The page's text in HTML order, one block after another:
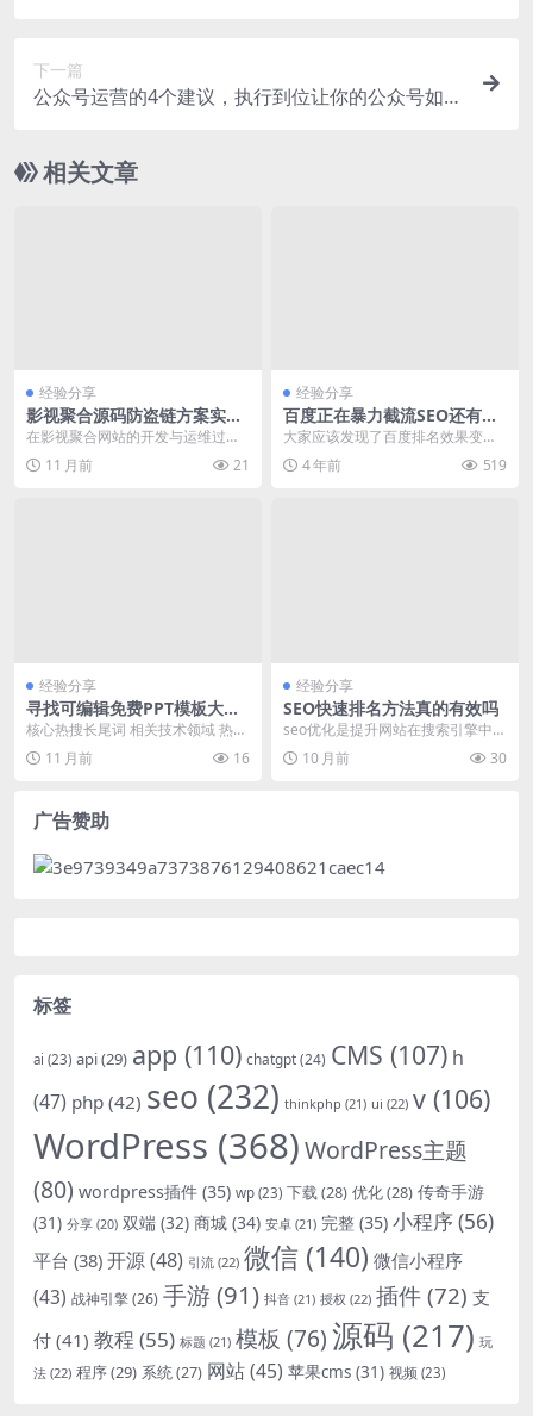
下一篇
公众号运营的4个建议，执行到位让你的公众号如虎
相关文章
经验分享
影视聚合源码防盗链方案实现
与配置详解
在影视聚合网站的开发与运维过程
中，防盗链是一个至关重要的环
节。它能够有效防止视频...
11 月前 21
经验分享
百度正在暴力截流SEO还有用
吗
大家应该发现了百度排名效果变得
越来越差，取而代之的是百度系的
产品，这正是平台暴力...
4 年前 519
经验分享
寻找可编辑免费PPT模板大全
可编辑免费网站推荐
核心热搜长尾词 相关技术领域 热度
来源 PPT模板大全可编辑免费 网站
制作、软件...
11 月前 16
经验分享
SEO快速排名方法真的有效吗
seo优化是提升网站在搜索引擎中可
见性的关键手段。在众多SEO策略
中，“快速排名...
10 月前 30
广告赞助
标签
ai (23) api(29) app (110) chatgpt(24) CMS (107) h
(47) php (42) seo (232) thinkphp (21) ui (22) v (106)
WordPress (368)WordPress主题
(80) wordpress插件 (35) wp (23) 下载(28) 优化(28) 传奇手游
(31) 分享 (20) 双端 (32) 商城 (34) 安卓 (21) 完整 (35) 小程序(56)
平台 (38) 开源(48) 引流 (22) 微信 (140) 微信小程序
(43) 战神引擎(26) 手游(91) 抖音 (21) 授权 (22) 插件 (72) 支
付 (41) 教程 (55) 标题 (21) 模板 (76)源码 (217) 玩
法 (22) 程序(29) 系统(27) 网站(45) 苹果cms (31) 视频 (23)